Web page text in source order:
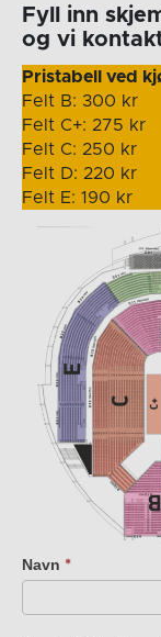
Fyll inn
og vi
Pristabell ved
Felt B: 300 kr
Felt C+: 275 kr
Felt C: 250 kr
Felt D: 220 kr
Felt E: 190 kr
Navn *